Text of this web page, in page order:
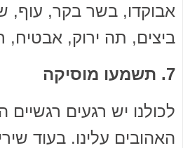
אבוקדו, בשר בקר, עוף,
ביצים, תה ירוק, אבטיח,
7. תשמעו מוסיקה
לכולנו יש רגעים רגשיים
האהובים עלינו. בעוד